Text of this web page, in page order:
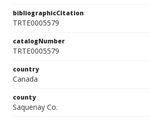
bibliographicCitation
TRTE0005579
catalogNumber
TRTE0005579
country
Canada
county
Saquenay Co.